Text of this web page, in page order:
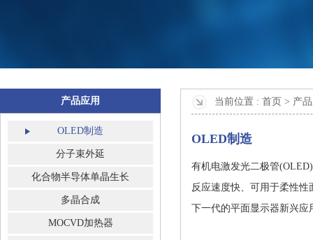
产品应用
OLED制造
分子束外延
化合物半导体单晶生长
多晶合成
MOCVD加热器
当前位置 : 首页 > 产
OLED制造
有机电激发光二极管
反应速度快、可用于柔性
下一代的平面显示器新兴应